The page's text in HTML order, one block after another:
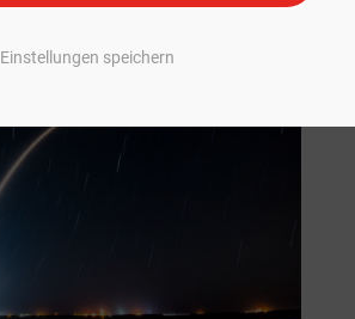
Einstellungen speichern